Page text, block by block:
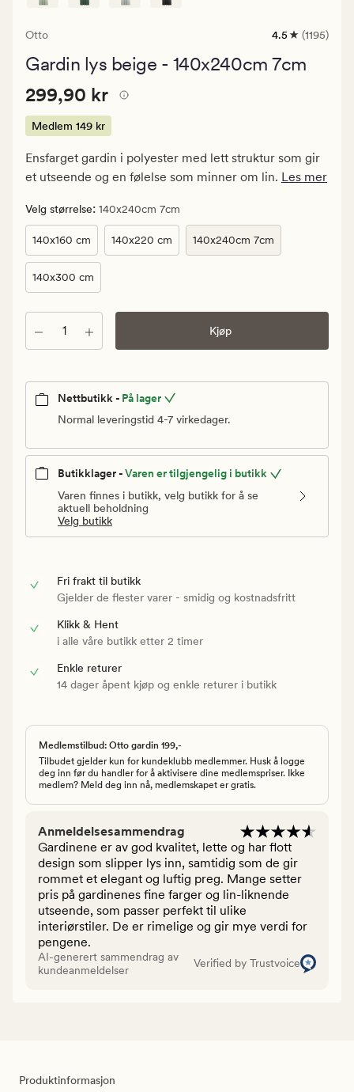
Otto
1195
med
4.5 (1195)
Gardin lys beige - 140x240cm 7cm
Pris
299,90
kr.
149
kr
Pris 299,90 kr
299,90 kr
Medlem 149 kr
Ensfarget gardin i polyester med lett struktur som gir
et utseende og en følelse som minner om lin. Les mer
Velg størrelse: 140x240cm 7cm
140x160 cm 140x220 cm 140x240cm 7cm
140x300 cm
Antall Kjøp
Nettbutikk - På lager
Normal leveringstid 4-7 virkedager.
Butikklager -Varen er tilgjengelig i butikk
Varen finnes i butikk, velg butikk for å se
aktuell beholdning
Velg butikk
Fri frakt til butikk
Gjelder de flester varer - smidig og kostnadsfritt
Klikk & Hent
i alle våre butikk etter 2 timer
Enkle returer
14 dager åpent kjøp og enkle returer i butikk
Medlemstilbud: Otto gardin 199,-
Tilbudet gjelder kun for kundeklubb medlemmer. Husk å logge
deg inn før du handler for å aktivisere dine medlemspriser. Ikke
medlem? Meld deg inn nå, medlemskapet er gratis.
Anmeldelsesammendrag
Gardinene er av god kvalitet, lette og har flott
design som slipper lys inn, samtidig som de gir
rommet et elegant og luftig preg. Mange setter
pris på gardinenes fine farger og lin-liknende
utseende, som passer perfekt til ulike
interiørstiler. De er rimelige og gir mye verdi for
pengene.
AI-generert sammendrag av
kundeanmeldelser
Verified by Trustvoice
Produktinformasjon